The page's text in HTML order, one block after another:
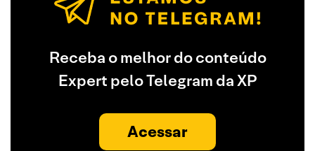
Receba o melhor do conteúdo
Expert pelo Telegram da XP
Acessar